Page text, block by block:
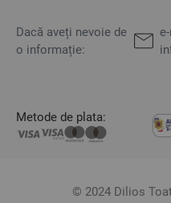
Dacă aveți nevoie de
o informație:
Metode de plata:
© 2024 Dilios